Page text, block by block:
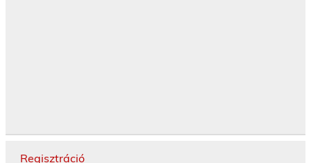
Regisztráció